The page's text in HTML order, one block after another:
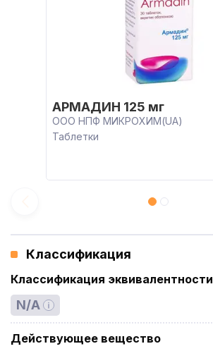
АРМАДИН 125 мг
ООО НПФ МИКРОХИМ(UA)
Таблетки
Классификация
Классификация эквивалентности
N/A
Действующее вещество